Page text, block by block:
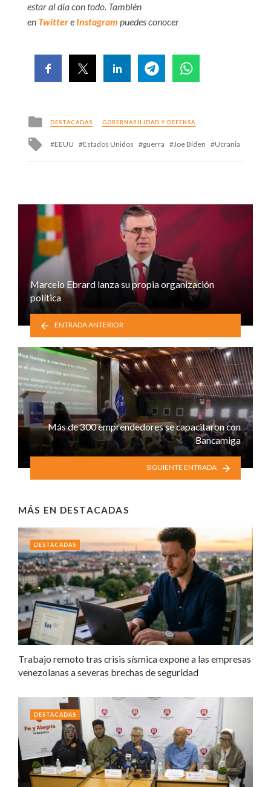
estar al día con todo. También
en Twittere Instagram puedes conocer
Posted
in
DESTACADAS GOBERNABILIDAD Y DEFENSA
Tagged
EEUU Estados Unidos guerra Joe Biden Ucrania
Marcelo Ebrard lanza su propia organización
política
ENTRADA ANTERIOR
Más de 300 emprendedores se capacitaron con
Bancamiga
SIGUIENTE ENTRADA
MÁS EN DESTACADAS
Trabajo remoto tras crisis sísmica expone a las empresas
venezolanas a severas brechas de seguridad
DESTACADAS
DESTACADAS